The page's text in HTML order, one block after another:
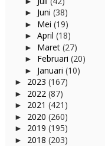
► Juni (38)
► Mei (19)
► April (18)
► Maret (27)
► Februari (20)
► Januari (10)
► 2023 (167)
► 2022 (87)
► 2021 (421)
► 2020 (260)
► 2019 (195)
► 2018 (203)